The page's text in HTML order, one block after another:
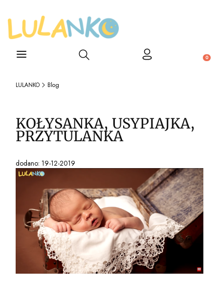
Otwórz wyszukiwarkę
LULANKO Blog
KOŁYSANKA, USYPIAJKA,
PRZYTULANKA
dodano: 19-12-2019